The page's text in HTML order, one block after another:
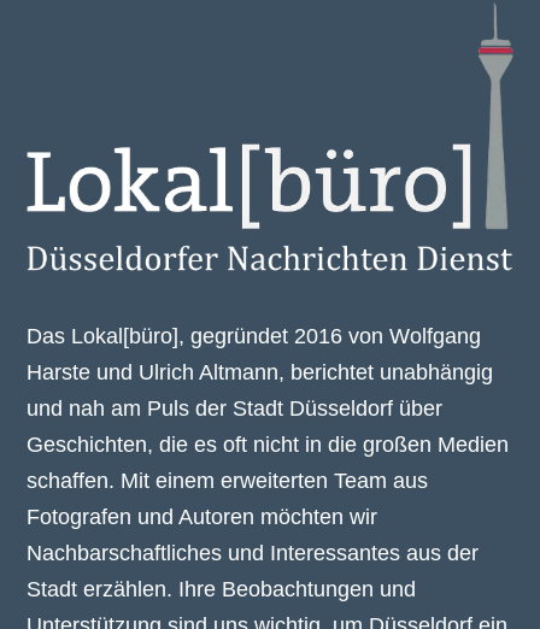
Das Lokal[büro], gegründet 2016 von Wolfgang
Harste und Ulrich Altmann, berichtet unabhängig
und nah am Puls der Stadt Düsseldorf über
Geschichten, die es oft nicht in die großen Medien
schaffen. Mit einem erweiterten Team aus
Fotografen und Autoren möchten wir
Nachbarschaftliches und Interessantes aus der
Stadt erzählen. Ihre Beobachtungen und